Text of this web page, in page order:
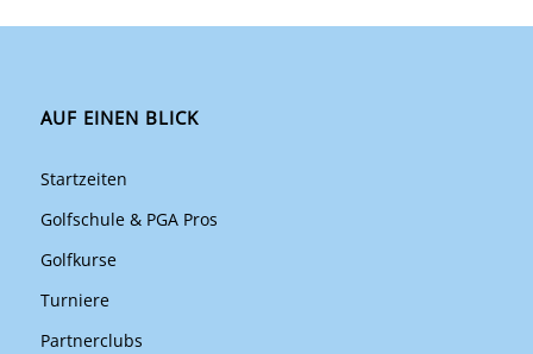
AUF EINEN BLICK
Startzeiten
Golfschule & PGA Pros
Golfkurse
Turniere
Partnerclubs